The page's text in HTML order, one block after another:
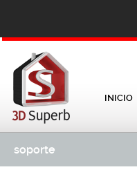
INICIO
soporte